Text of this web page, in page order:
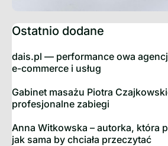
Ostatnio dodane
dais.pl — performance owa
e-commerce i usług
Gabinet masażu Piotra
profesjonalne zabiegi
Anna Witkowska – autorka, która
jak sama by chciała przeczytać